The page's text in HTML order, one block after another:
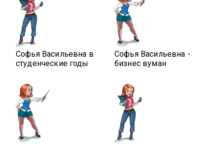
Софья Васильевна в
студенческие годы
Софья Васильевна -
бизнес вуман